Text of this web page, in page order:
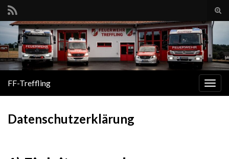
Search for:
FF-Treffling
Datenschutzerklärung